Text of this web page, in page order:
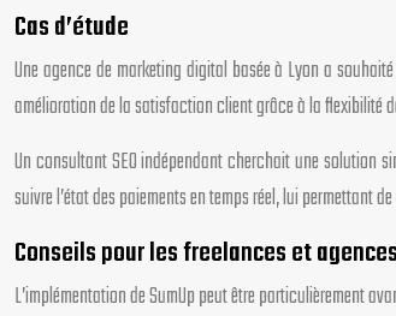
Cas d’étude
Une agence de marketing digital basée à Lyon a
amélioration de la satisfaction client grâce à la flexibilité
Un consultant SEO indépendant cherchait une solution
suivre l’état des paiements en temps réel, lui permettant
Conseils pour les freelances et
L’implémentation de SumUp peut être particulièrement